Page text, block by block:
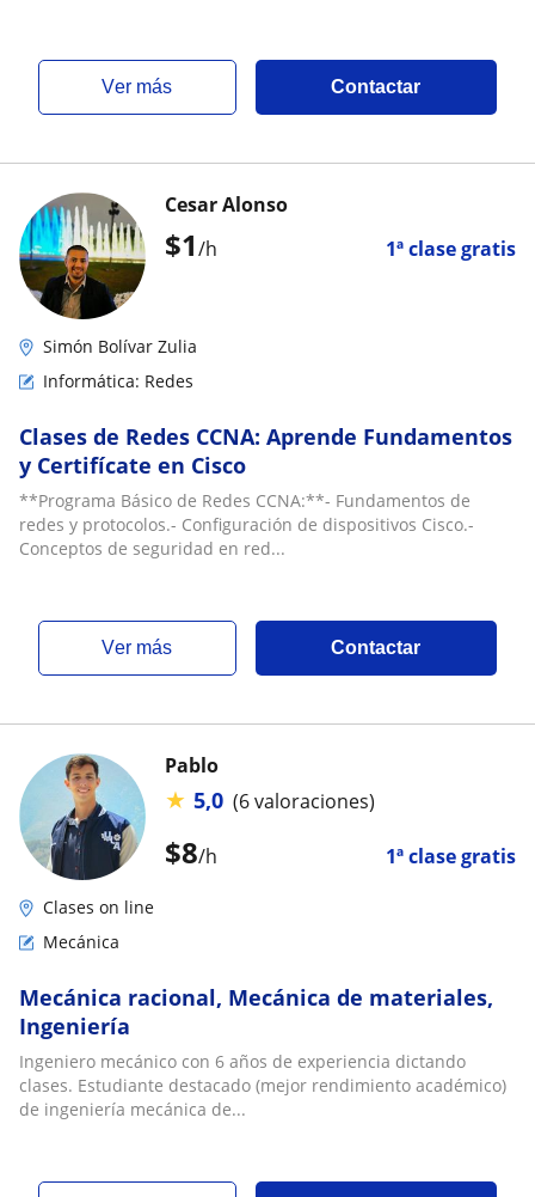
ver más Contactar
$1/h 1ª clase gratis
Cesar Alonso
Simón Bolívar Zulia
Informática: Redes
Clases de Redes CCNA: Aprende Fundamentos
y Certifícate en Cisco
**Programa Básico de Redes CCNA:**- Fundamentos de
redes y protocolos.- Configuración de dispositivos Cisco.-
Conceptos de seguridad en red...
ver más Contactar
$8/h 1ª clase gratis
Pablo
★ 5,0 (6 valoraciones)
Clases on line
Mecánica
Mecánica racional, Mecánica de materiales,
Ingeniería
Ingeniero mecánico con 6 años de experiencia dictando
clases. Estudiante destacado (mejor rendimiento académico)
de ingeniería mecánica de...